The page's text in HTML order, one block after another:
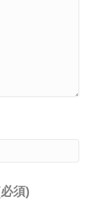
須)